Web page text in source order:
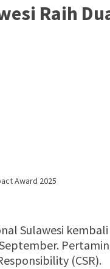
Raih
Sulawesi
(CSR).